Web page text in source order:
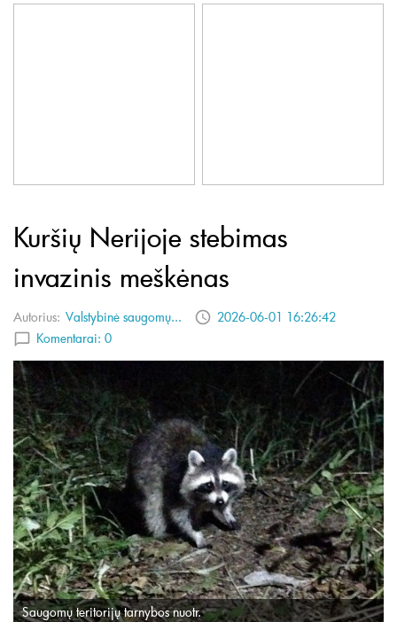
Kuršių Nerijoje stebimas
invazinis meškėnas
Autorius: Valstybinė saugomų...
2026-06-01 16:26:42
Komentarai: 0
Saugomų teritorijų tarnybos nuotr.